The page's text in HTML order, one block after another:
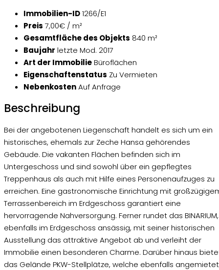
Immobilien-ID1266/E1
Preis 7,00€ / m²
Gesamtfläche des Objekts 840 m²
Baujahr letzte Mod. 2017
Art der ImmobilieBüroflächen
Eigenschaftenstatus Zu Vermieten
NebenkostenAuf Anfrage
Beschreibung
Bei der angebotenen Liegenschaft handelt es sich um ein
historisches, ehemals zur Zeche Hansa gehörendes
Gebäude. Die vakanten Flächen befinden sich im
Untergeschoss und sind sowohl über ein gepflegtes
Treppenhaus als auch mit Hilfe eines Personenaufzuges zu
erreichen. Eine gastronomische Einrichtung mit
Terrassenbereich im Erdgeschoss garantiert eine
hervorragende Nahversorgung. Ferner rundet das BINARIUM,
ebenfalls im Erdgeschoss ansässig, mit seiner historischen
Ausstellung das attraktive Angebot ab und verleiht der
Immobilie einen besonderen Charme. Darüber hinaus
das Gelände PKW-Stellplätze, welche ebenfalls angemietet